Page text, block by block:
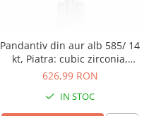
Pandantiv din aur alb 585/ 14
kt, Piatra: cubic zirconia,
Culoare: transparenta
626,99 RON
IN STOC